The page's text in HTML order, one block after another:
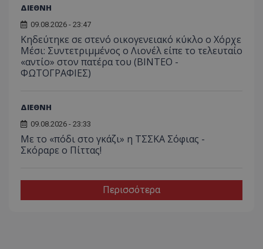
ΔΙΕΘΝΗ
09.08.2026 - 23:47
Κηδεύτηκε σε στενό οικογενειακό κύκλο ο Χόρχε
Μέσι: Συντετριμμένος ο Λιονέλ είπε το τελευταίο
«αντίο» στον πατέρα του (ΒΙΝΤΕΟ -
ΦΩΤΟΓΡΑΦΙΕΣ)
ΔΙΕΘΝΗ
09.08.2026 - 23:33
Με το «πόδι στο γκάζι» η ΤΣΣΚΑ Σόφιας -
Σκόραρε ο Πίττας!
Περισσότερα